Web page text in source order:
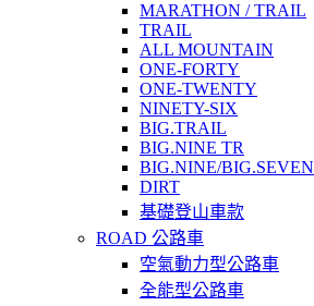
MARATHON / TRAIL
TRAIL
ALL MOUNTAIN
ONE-FORTY
ONE-TWENTY
NINETY-SIX
BIG.TRAIL
BIG.NINE TR
BIG.NINE/BIG.SEVEN
DIRT
基礎登山車款
ROAD 公路車
空氣動力型公路車
全能型公路車